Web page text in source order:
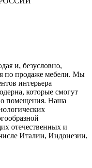
и, безусловно,
по продаже мебели. Мы
интерьера
которые смогут
помещения. Наша
отечественных и
Италии, Индонезии,